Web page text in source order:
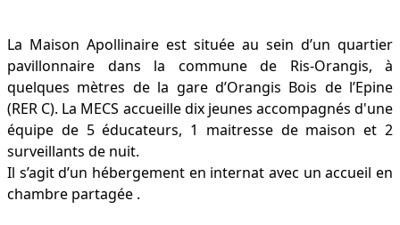
La Maison Apollinaire est située au sein d’un quartier
pavillonnaire dans la commune de Ris-Orangis, à
quelques mètres de la gare d’Orangis Bois de l’Epine
(RER C). La MECS accueille dix jeunes accompagnés d'une
équipe de 5 éducateurs, 1 maitresse de maison et 2
surveillants de nuit.
Il s’agit d’un hébergement en internat avec un accueil en
chambre partagée .